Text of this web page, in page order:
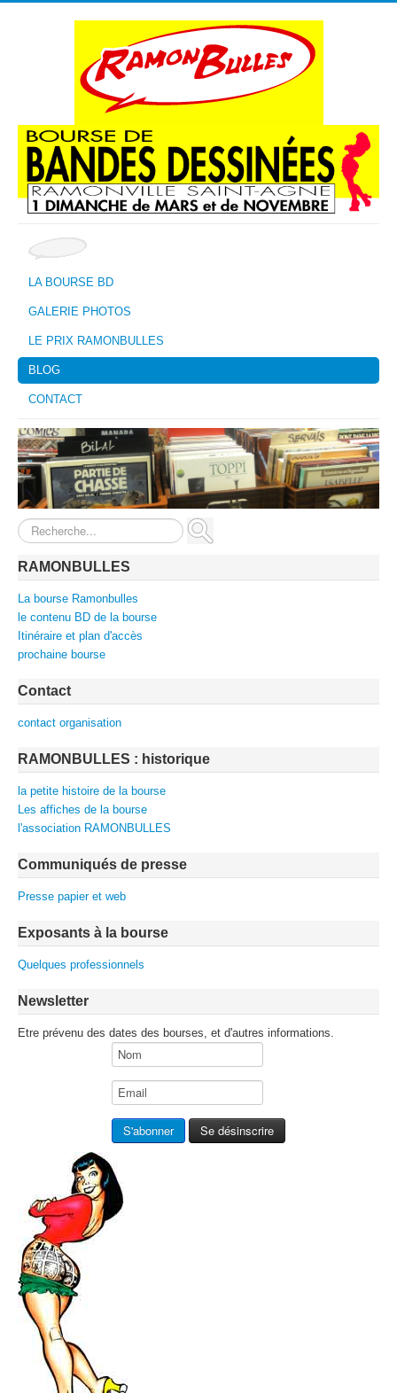
LA BOURSE BD
GALERIE PHOTOS
LE PRIX RAMONBULLES
BLOG
CONTACT
Rechercher
RAMONBULLES
La bourse Ramonbulles
le contenu BD de la bourse
Itinéraire et plan d'accès
prochaine bourse
Contact
contact organisation
RAMONBULLES : historique
la petite histoire de la bourse
Les affiches de la bourse
l'association RAMONBULLES
Communiqués de presse
Presse papier et web
Exposants à la bourse
Quelques professionnels
Newsletter
Etre prévenu des dates des bourses, et d'autres informations.